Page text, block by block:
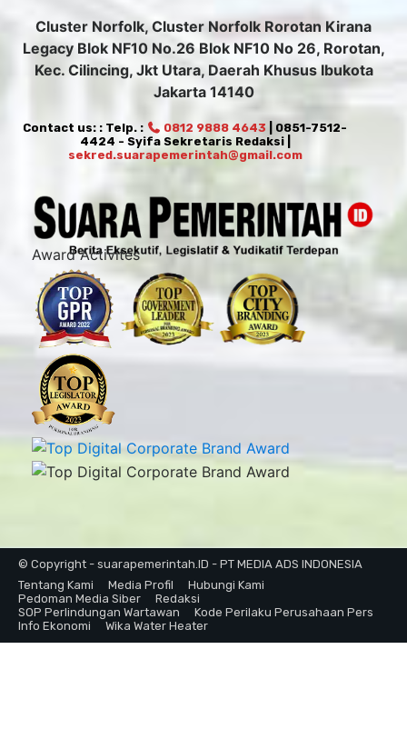
Cluster Norfolk, Cluster Norfolk Rorotan Kirana
Legacy Blok NF10 No.26 Blok NF10 No 26, Rorotan,
Kec. Cilincing, Jkt Utara, Daerah Khusus Ibukota
Jakarta 14140
Contact us: : Telp. : 0812 9888 4643 | 0851-7512-
4424 - Syifa Sekretaris Redaksi |
sekred.suarapemerintah@gmail.com
Award Activites
© Copyright - suarapemerintah.ID - PT MEDIA ADS INDONESIA
Tentang Kami
Media Profil
Hubungi Kami
Pedoman Media Siber
Redaksi
SOP Perlindungan Wartawan
Kode Perilaku Perusahaan Pers
Info Ekonomi
Wika Water Heater